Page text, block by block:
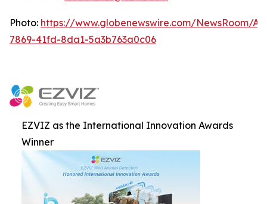
Photo: https://www.globenewswire.com/NewsRoom/
7869-41fd-8da1-5a3b763a0c06
EZVIZ as the International Innovation Awards
Winner